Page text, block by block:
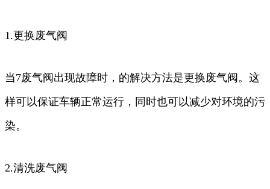
1.更换废气阀
当7废气阀出现故障时，的解决方法是更换废气阀。这
样可以保证车辆正常运行，同时也可以减少对环境的污
染。
2.清洗废气阀